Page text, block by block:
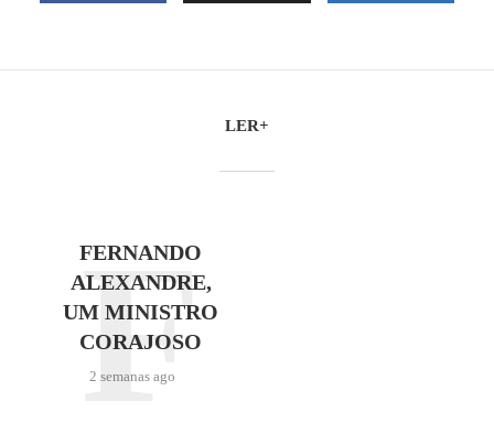
LER+
FERNANDO
ALEXANDRE,
UM MINISTRO
CORAJOSO
2 semanas ago
F